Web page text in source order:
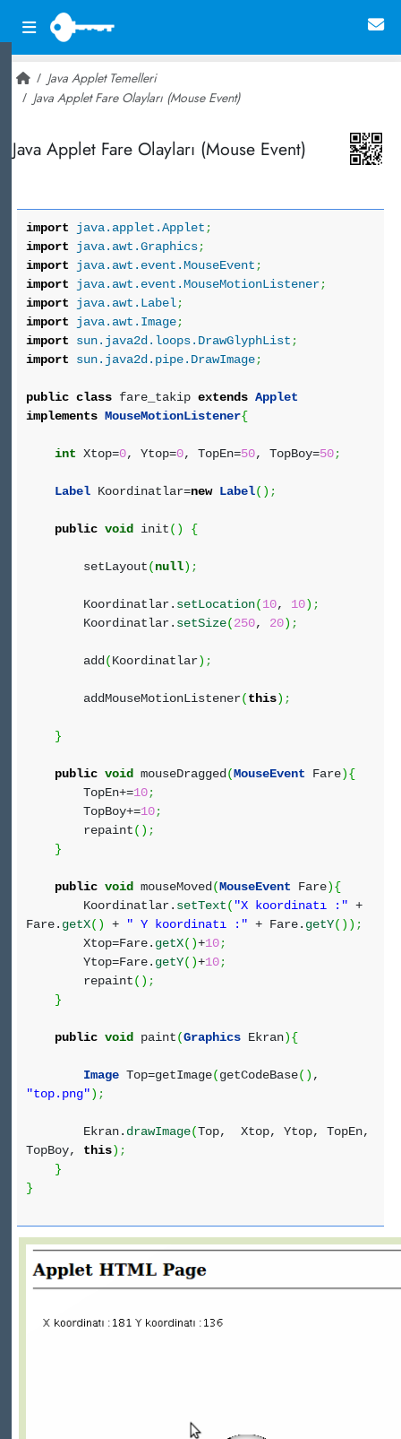
Java Applet Temelleri
Java Applet Fare Olayları (Mouse Event)
Java Applet Fare Olayları (Mouse Event)
import java.applet.Applet ;
import
java.awt.Graphics;
import
java.awt.event.MouseEvent ;
import
java.awt.event.MouseMotionListener;
import
java.awt.Label;
import
java.awt.Image;
import
sun.java2d.loops.DrawGlyphList ;
import
sun.java2d.pipe.DrawImage;
public class fare_takip extends Applet
implements MouseMotionListener{
int Xtop=0, Ytop=0, TopEn=50, TopBoy=50;
Label Koordinatlar=new Label( ) ;
public void init( ) {
setLayout(null) ;
Koordinatlar. setLocation(10, 10) ;
Koordinatlar. setSize(250, 20) ;
add (Koordinatlar) ;
addMouseMotionListener(this) ;
}
public void mouseDragged (MouseEvent Fare){
TopEn+=10;
TopBoy+=10;
repaint( ) ;
}
public void mouseMoved (MouseEvent Fare){
Koordinatlar. setText( "X koordinatı :" +
Fare. getX( ) + " Y koordinatı :" + Fare. getY( ) ) ;
Xtop=Fare. getX( )+10;
Ytop=Fare. getY( )+10;
repaint( ) ;
}
public void paint(Graphics Ekran){
Image Top=getImage(getCodeBase( ) ,
"top.png") ;
Ekran. drawImage(Top, Xtop, Ytop, TopEn,
TopBoy, this) ;
}
}